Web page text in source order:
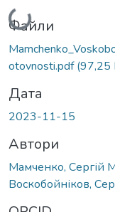
Вантажиться...
Файли
otovnosti.pdf(97,25
Дата
2023-11-15
Автори
Мамченко, Сергій
Воскобойніков,